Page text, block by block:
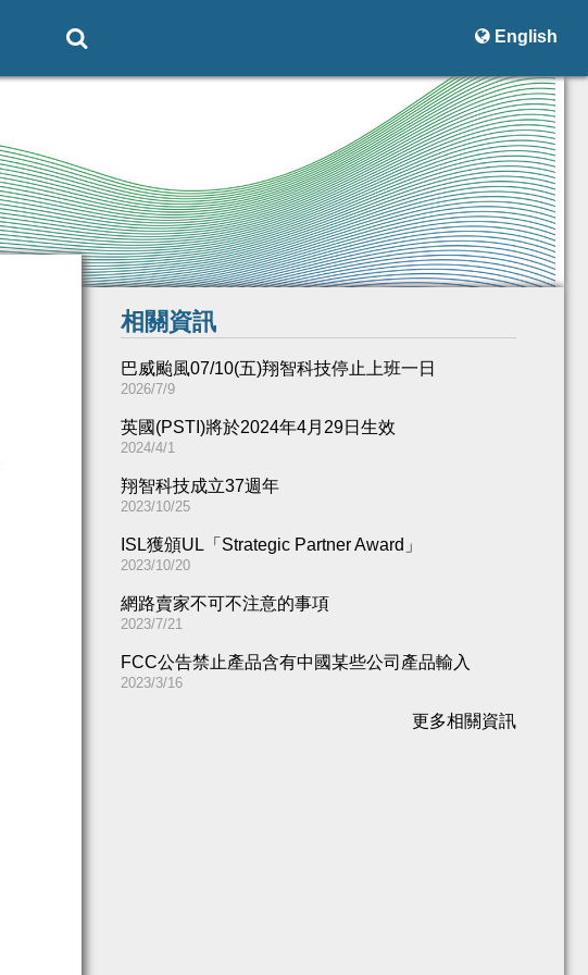
  English
相關資訊
巴威颱風07/10(五)翔智科技停止上班一日
2026/7/9
英國(PSTI)將於2024年4月29日生效
2024/4/1
翔智科技成立37週年
2023/10/25
ISL獲頒UL「Strategic Partner Award」
2023/10/20
網路賣家不可不注意的事項
2023/7/21
FCC公告禁止產品含有中國某些公司產品輸入
2023/3/16
更多相關資訊